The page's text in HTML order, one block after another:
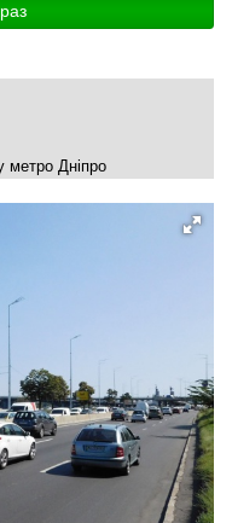
метро Дніпро